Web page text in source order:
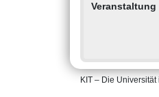
Veranstaltung
KIT – Die